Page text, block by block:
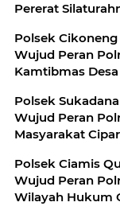
Pererat
Polsek
Wujud Peran
Kamtibmas
Polsek
Wujud Peran
Masyarakat
Polsek Ciamis
Wujud Peran
Wilayah Hukum